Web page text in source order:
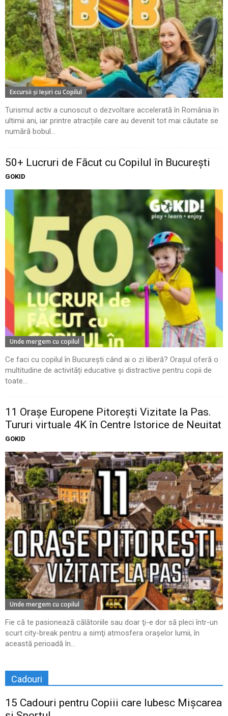
Excursii şi Ieşiri cu Copilul
Turismul activ a cunoscut o dezvoltare accelerată în România în
ultimii ani, iar printre atracțiile care au devenit tot mai căutate se
numără bobul...
50+ Lucruri de Făcut cu Copilul în București
GOKID
Unde mergem cu copilul
Ce faci cu copilul în București când ai o zi liberă? Orașul oferă o
multitudine de activități educative și distractive pentru copii de
toate...
11 Oraşe Europene Pitoreşti Vizitate la Pas.
Tururi virtuale 4K în Centre Istorice de Neuitat
GOKID
Unde mergem cu copilul
Fie că te pasionează călătoriile sau doar ţi-e dor să pleci într-un
scurt city-break pentru a simţi atmosfera oraşelor lumii, în
această perioadă în...
Cadouri
15 Cadouri pentru Copiii care Iubesc Mișcarea